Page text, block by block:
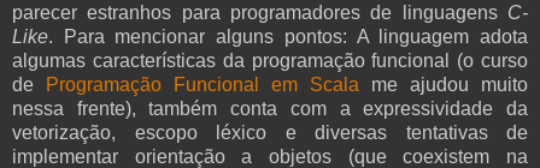
parecer estranhos para programadores de linguagens C-
Like. Para mencionar alguns pontos: A linguagem adota
algumas características da programação funcional (o curso
de
Programação Funcional em Scala me ajudou muito
nessa frente), também conta com a expressividade da
vetorização, escopo léxico e diversas tentativas de
implementar orientação a objetos (que coexistem na